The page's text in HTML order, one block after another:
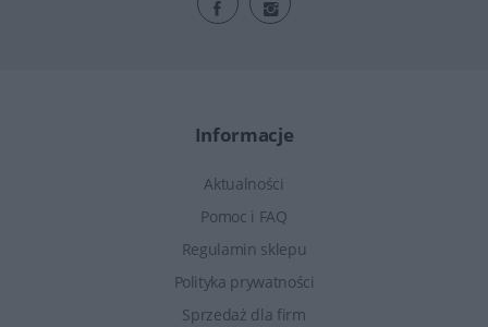
Informacje
Aktualności
Pomoc i FAQ
Regulamin sklepu
Polityka prywatności
Sprzedaż dla firm